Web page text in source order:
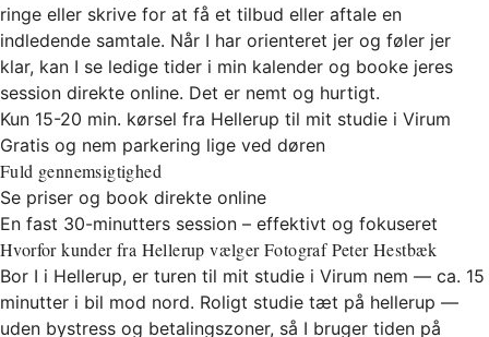
ringe eller skrive for at få et tilbud eller aftale en
indledende samtale. Når I har orienteret jer og føler jer
klar, kan I se ledige tider i min kalender og booke jeres
session direkte online. Det er nemt og hurtigt.
Kun 15-20 min. kørsel fra Hellerup til mit studie i Virum
Gratis og nem parkering lige ved døren
Fuld gennemsigtighed
Se priser og book direkte online
En fast 30-minutters session – effektivt og fokuseret
Hvorfor kunder fra Hellerup vælger Fotograf Peter Hestbæk
Bor I i Hellerup, er turen til mit studie i Virum nem — ca. 15
minutter i bil mod nord. Roligt studie tæt på hellerup —
uden bystress og betalingszoner, så I bruger tiden på